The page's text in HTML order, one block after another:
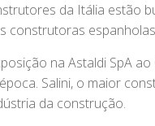
da Itália estão
construtoras
na Astaldi SpA
Salini, o maior
da construção.